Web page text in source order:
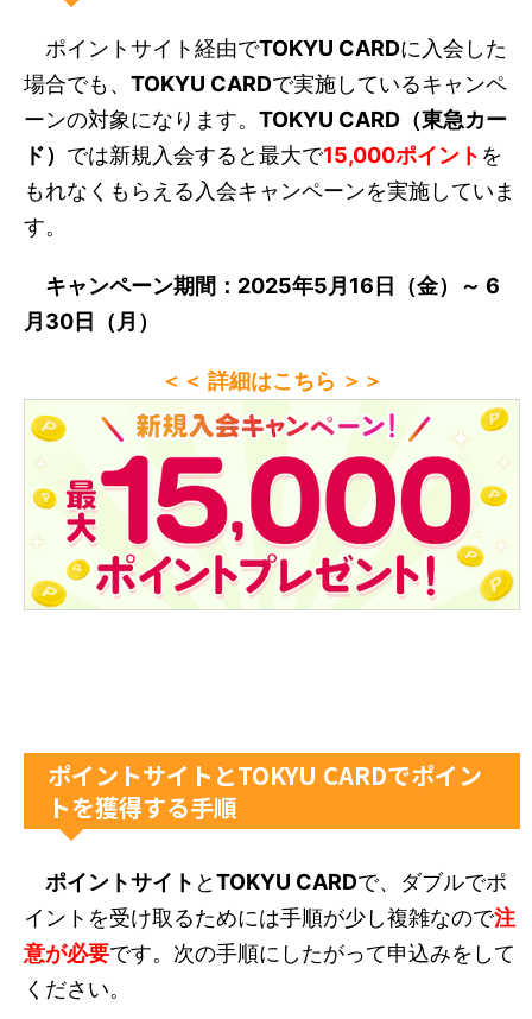
ポイントサイト経由でTOKYU CARDに入会した
場合でも、 TOKYU CARDで実施しているキャンペ
ーンの対象になります。 TOKYU CARD（東急カー
ド） では新規入会すると最大で15,000ポイント を
もれなくもらえる入会キャンペーンを実施していま
す。
キャンペーン期間：2025年5月16日（金）～ 6
月30日（月）
＜＜ 詳細はこちら ＞＞
ポイントサイトとTOKYU CARDでポイン
トを獲得する手順
ポイントサイト とTOKYU CARDで、ダブルでポ
イントを受け取るためには手順が少し複雑なので注
意が必要です。次の手順にしたがって申込みをして
ください。